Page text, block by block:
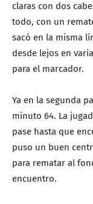
claras con dos
todo, con un
sacó en la misma
desde lejos en
para el marcador.
Ya en la segunda
minuto 64. La
pase hasta que
puso un buen
para rematar al
encuentro.